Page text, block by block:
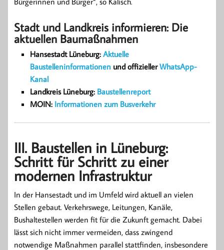
Stadt und Landkreis informieren: Die
aktuellen Baumaßnahmen
Hansestadt Lüneburg: Aktuelle
Baustelleninformationen und offiziellerWhatsApp-
Kanal
Landkreis Lüneburg: Baustellenreport
MOIN: Informationen zum Busverkehr
III. Baustellen in Lüneburg:
Schritt für Schritt zu einer
modernen Infrastruktur
In der Hansestadt und im Umfeld wird aktuell an vielen
Stellen gebaut. Verkehrswege, Leitungen, Kanäle,
Bushaltestellen werden fit für die Zukunft gemacht. Dabei
lässt sich nicht immer vermeiden, dass zwingend
notwendige Maßnahmen parallel stattfinden, insbesondere